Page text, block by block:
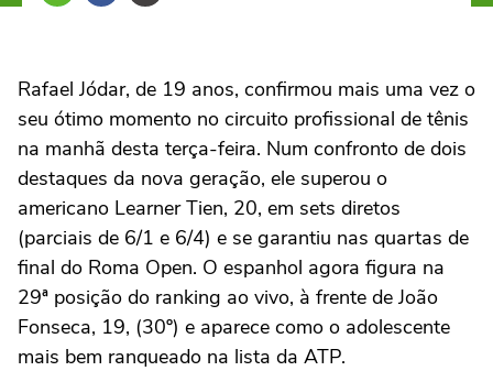
Rafael Jódar, de 19 anos, confirmou mais uma vez o
seu ótimo momento no circuito profissional de tênis
na manhã desta terça-feira. Num confronto de dois
destaques da nova geração, ele superou o
americano Learner Tien, 20, em sets diretos
(parciais de 6/1 e 6/4) e se garantiu nas quartas de
final do Roma Open. O espanhol agora figura na
29ª posição do ranking ao vivo, à frente de João
Fonseca, 19, (30º) e aparece como o adolescente
mais bem ranqueado na lista da ATP.